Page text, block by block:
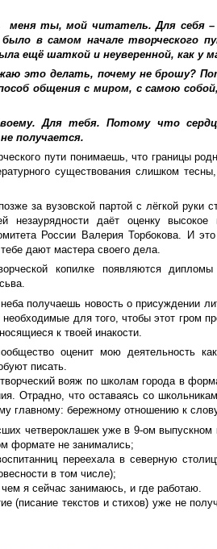
меня ты, мой читатель. Для себя –
в самом начале творческого
ещё шаткой и неуверенной, как у
это делать, почему не брошу?
общения с миром, с самою
Для тебя. Потому что
получается.
пути понимаешь, что границы
существования слишком
за вузовской партой с лёгкой руки
незаурядности даёт оценку
России Валерия Торбокова. И
дают мастера своего дела.
копилке появляются
получаешь новость о присуждении
для того, чтобы этот гром
к твоей инакости.
оценит мою деятельность
писать.
вояж по школам города в
Отрадно, что оставаясь со
главному: бережному отношению к
четвероклашек уже в 9-ом
формате не занимались;
переехала в северную
в том числе);
я сейчас занимаюсь, и где работаю.
(писание текстов и стихов) уже не